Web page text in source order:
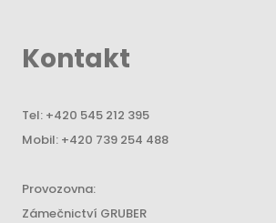
Kontakt
Tel: +420 545 212 395
Mobil: +420 739 254 488
Provozovna:
Zámečnictví GRUBER